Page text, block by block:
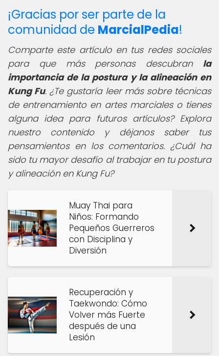
¡Gracias por ser parte de la
comunidad de MarcialPedia!
Comparte este artículo en tus redes sociales
para que más personas descubran la
importancia de la postura y la alineación en
Kung Fu. ¿Te gustaría leer más sobre técnicas
de entrenamiento en artes marciales o tienes
alguna idea para futuros artículos? Explora
nuestro contenido y déjanos saber tus
pensamientos en los comentarios. ¿Cuál ha
sido tu mayor desafío al trabajar en tu postura
y alineación en Kung Fu?
Muay Thai para
Niños: Formando
Pequeños Guerreros
con Disciplina y
Diversión
Recuperación y
Taekwondo: Cómo
Volver más Fuerte
después de una
Lesión